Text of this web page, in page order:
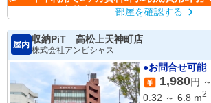
50％OFF」(条件有)
部屋を確認する
屋内
収納PiT 高松上天神町店
株式会社アンビシャス
●お問合せ可能
1,980円 ～
0.32 ～ 6.8 m2